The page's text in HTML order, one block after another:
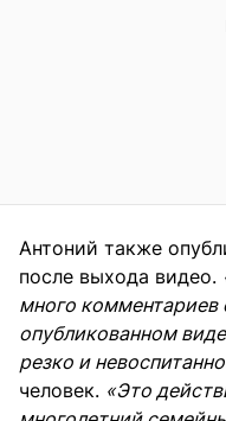
Антоний также
после выхода видео.
много комментариев
опубликованном
резко и
человек. «Это